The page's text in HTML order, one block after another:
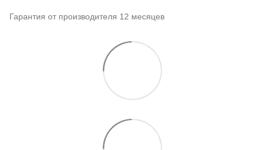
Гарантия от производителя 12 месяцев